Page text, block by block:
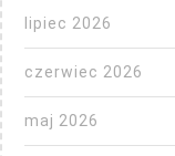
lipiec 2026
czerwiec 2026
maj 2026